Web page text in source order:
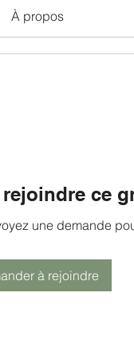
À propos
rejoindre ce
une demande
à rejoindre